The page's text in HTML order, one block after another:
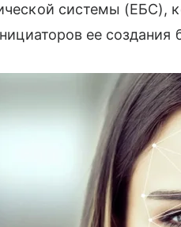
системы (ЕБС),
ее создания